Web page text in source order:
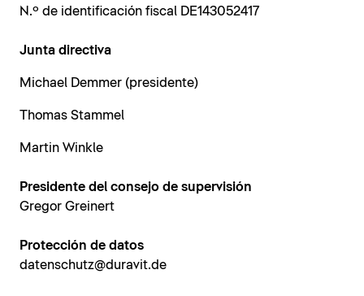
N.º de identificación fiscal DE143052417
Junta directiva
Michael Demmer (presidente)
Thomas Stammel
Martin Winkle
Presidente del consejo de supervisión
Gregor Greinert
Protección de datos
datenschutz@duravit.de